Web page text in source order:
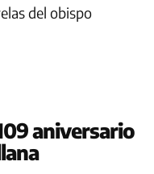
del obispo
aniversario